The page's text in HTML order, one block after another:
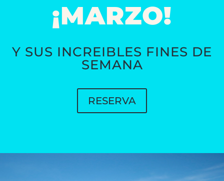
¡MARZO!
Y SUS INCREIBLES FINES DE
SEMANA
RESERVA